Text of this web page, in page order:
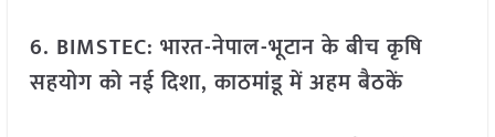
6. BIMSTEC: भारत-नेपाल-भूटान के बीच कृषि
सहयोग को नई दिशा, काठमांडू में अहम बैठकें